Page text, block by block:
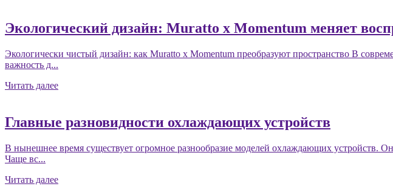
Экологический дизайн: Muratto x Momentum меняет
Экологически чистый дизайн: как Muratto x Momentum преобразуют пространство В
важность д...
Читать далее
Главные разновидности охлаждающих устройств
В нынешнее время существует огромное разнообразие моделей охлаждающих устройств.
Чаще вс...
Читать далее